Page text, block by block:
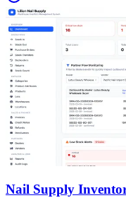
Nail Supply